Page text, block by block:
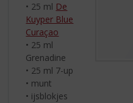
• 25 ml De
Kuyper Blue
Curaçao
• 25 ml
Grenadine
• 25 ml 7-up
• munt
• ijsblokjes